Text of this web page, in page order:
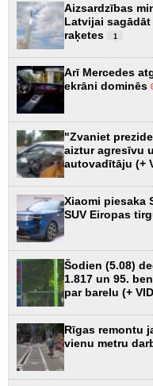
Aizsardzības
Latvijai
raķetes
1
Arī Mercedes
ekrāni dominēs
"Zvaniet
aiztur agresīvu
autovadītāju (+
Xiaomi piesaka
SUV Eiropas
Šodien (5.08)
1.817 un 95.
par barelu (+
Rīgas remontu
vienu metru